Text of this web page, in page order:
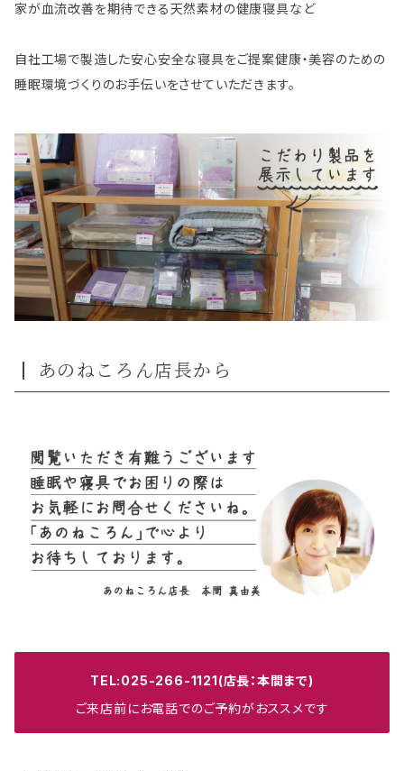
家が血流改善を期待できる天然素材の健康寝具など
自社工場で製造した安心安全な寝具をご提案健康・美容のための
睡眠環境づくりのお手伝いをさせていただきます。
あのねころん店長から
TEL:025-266-1121(店長：本間まで)
ご来店前にお電話でのご予約がおススメです